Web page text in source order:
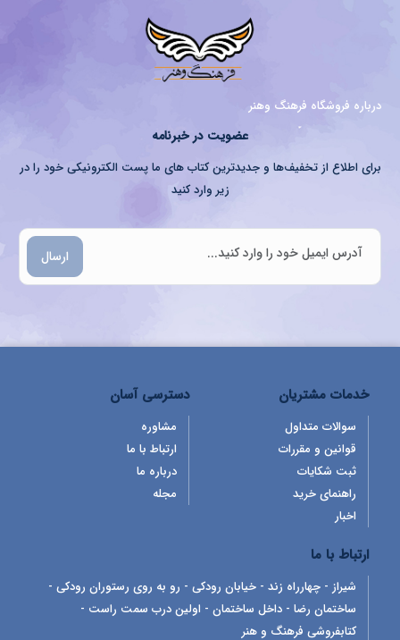
درباره فروشگاه فرهنگ وهنر
عضویت در خبرنامه
برای اطلاع از تخفیف‌ها و جدیدترین کتاب های ما پست الکترونیکی خود را در
زیر وارد کنید
ارسال
خدمات مشتریان
سوالات متداول
قوانین و مقررات
ثبت شکایات
راهنمای خرید
اخبار
دسترسی آسان
مشاوره
ارتباط با ما
درباره ما
مجله
ارتباط با ما
شیراز - چهارراه زند - خیابان رودکی - رو به روی رستوران رودکی -
ساختمان رضا - داخل ساختمان - اولین درب سمت راست -
کتابفروشی فرهنگ و هنر